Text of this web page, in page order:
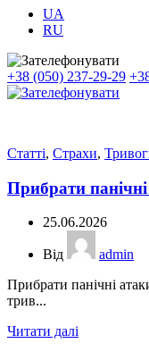
UA
RU
+38 (050) 237-29-29
Статті, Страхи,
Прибрати
25.06.2026
Від
admin
Прибрати панічні
трив...
Читати далі